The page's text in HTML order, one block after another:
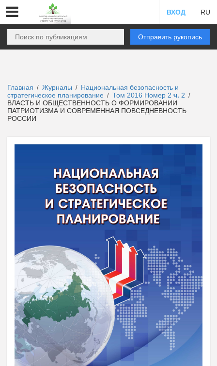
ВХОД RU
Отправить рукопись
Главная / Журналы / Национальная безопасность и
стратегическое планирование / Том 2016 Номер 2 ч. 2 /
ВЛАСТЬ И ОБЩЕСТВЕННОСТЬ О ФОРМИРОВАНИИ
ПАТРИОТИЗМА И СОВРЕМЕННАЯ ПОВСЕДНЕВНОСТЬ
РОССИИ